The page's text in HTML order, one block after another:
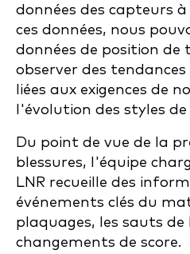
données des capteurs à
ces données, nous
données de position de
observer des
liées aux exigences de
l'évolution des styles de
Du point de vue de la
blessures, l'équipe
LNR recueille des
événements clés du
plaquages, les sauts de
changements de score.